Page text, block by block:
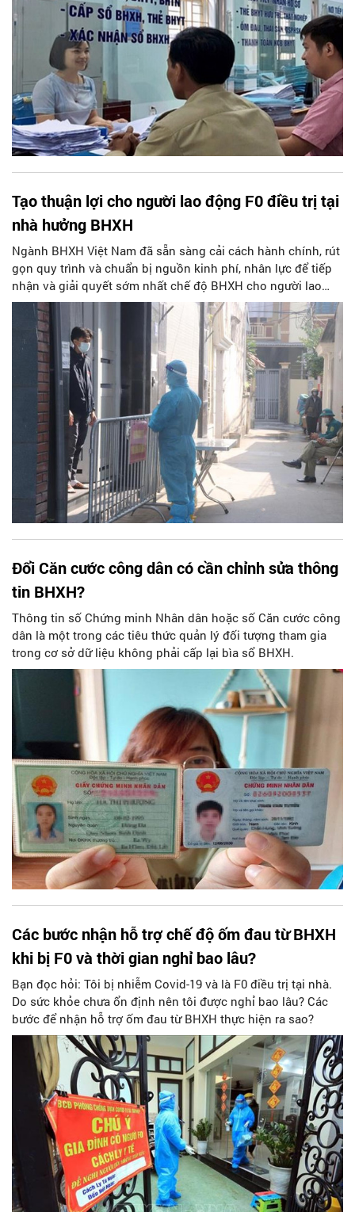
Tạo thuận lợi cho người lao động F0 điều trị tại
nhà hưởng BHXH
Ngành BHXH Việt Nam đã sẵn sàng cải cách hành chính, rút
gọn quy trình và chuẩn bị nguồn kinh phí, nhân lực để tiếp
nhận và giải quyết sớm nhất chế độ BHXH cho người lao
động (NLĐ) bị F0.
Đổi Căn cước công dân có cần chỉnh sửa thông
tin BHXH?
Thông tin số Chứng minh Nhân dân hoặc số Căn cước công
dân là một trong các tiêu thức quản lý đối tượng tham gia
trong cơ sở dữ liệu không phải cấp lại bìa sổ BHXH.
Các bước nhận hỗ trợ chế độ ốm đau từ BHXH
khi bị F0 và thời gian nghỉ bao lâu?
Bạn đọc hỏi: Tôi bị nhiễm Covid-19 và là F0 điều trị tại nhà.
Do sức khỏe chưa ổn định nên tôi được nghỉ bao lâu? Các
bước để nhận hỗ trợ ốm đau từ BHXH thực hiện ra sao?